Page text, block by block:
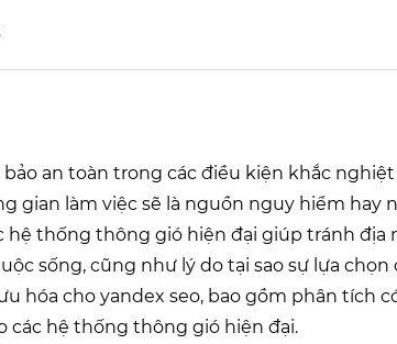
an toàn trong các điều kiện khắc
gian làm việc sẽ là nguồn nguy hiểm hay
hệ thống thông gió hiện đại giúp tránh địa
sống, cũng như lý do tại sao sự lựa chọn
hóa cho yandex seo, bao gồm phân tích
các hệ thống thông gió hiện đại.